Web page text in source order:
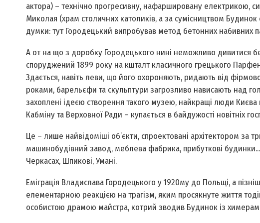
актора) – технічно прогресивну, нафаршировану електрикою,
Миколая (храм столичних католиків, а за сумісництвом
думки: тут Городецький випробував метод бетонних набивних
А от на що з доробку Городецького нині неможливо дивитися
споруджений 1899 року на кшталт класичного грецького
Здається, навіть леви, що його охороняють, ридають від
роками, барельєфи та скульптури загрозливо нависають над
захоплені ідеєю створення такого музею, найкращі люди
Кабміну та Верховної Ради – купається в байдужості новітніх
Це – лише найвідоміші об’єкти, спроектовані архітектором за
машинобудівний завод, меблева фабрика, прибуткові
Черкасах, Шпикові, Умані.
Еміграція Владислава Городецького у 1920­му до Польщі, а
елементарною реакцією на трагізм, яким просякнуте життя
особистою драмою майстра, котрий зводив Будинок із